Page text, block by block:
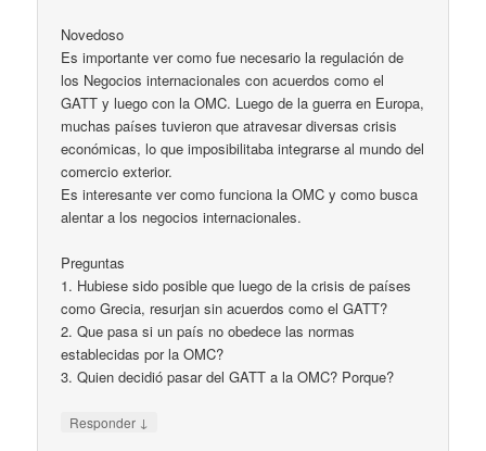
Novedoso
Es importante ver como fue necesario la regulación de
los Negocios internacionales con acuerdos como el
GATT y luego con la OMC. Luego de la guerra en Europa,
muchas países tuvieron que atravesar diversas crisis
económicas, lo que imposibilitaba integrarse al mundo del
comercio exterior.
Es interesante ver como funciona la OMC y como busca
alentar a los negocios internacionales.
Preguntas
1. Hubiese sido posible que luego de la crisis de países
como Grecia, resurjan sin acuerdos como el GATT?
2. Que pasa si un país no obedece las normas
establecidas por la OMC?
3. Quien decidió pasar del GATT a la OMC? Porque?
Responder ↓